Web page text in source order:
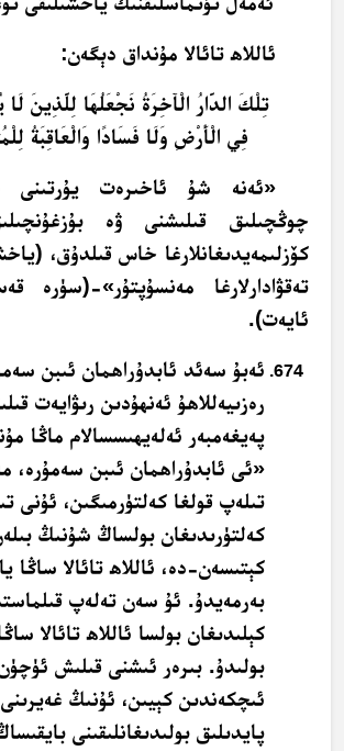
ئاللاھ تائالا مۇنداق دېگەن:
تِلْكَ الدَّارُ الْآخِرَةُ نَجْعَلُهَا لِلَّذِينَ لَا
فِي الْأَرْضِ وَلَا فَسَادًا وَالْعَاقِبَةُ
«ئەنە شۇ ئاخىرەت يۇرتىنى
چوڭچىلىق قىلىشنى ۋە
كۆزلىمەيدىغانلارغا خاس قىلدۇق،
ئايەت).
ئەبۇ سەئد ئابدۇراھمان ئىبن
رەزىيەللاھۇ ئەنھۇدىن رىۋايەت
پەيغەمبەر ئەلەيھىسسالام ماڭا
«ئى ئابدۇراھمان ئىبن سەمۇرە،
تىلەپ قولغا كەلتۈرمىگىن، ئۇنى
كەلتۈرىدىغان بولساڭ شۇنىڭ
كېتىسەن-دە، ئاللاھ تائالا ساڭا
بەرمەيدۇ. ئۇ سەن تەلەپ
كېلىدىغان بولسا ئاللاھ تائالا
بولىدۇ. بىرەر ئىشنى قىلىش
ئىچكەندىن كېيىن، ئۇنىڭ
پايدىلىق بولىدىغانلىقىنى